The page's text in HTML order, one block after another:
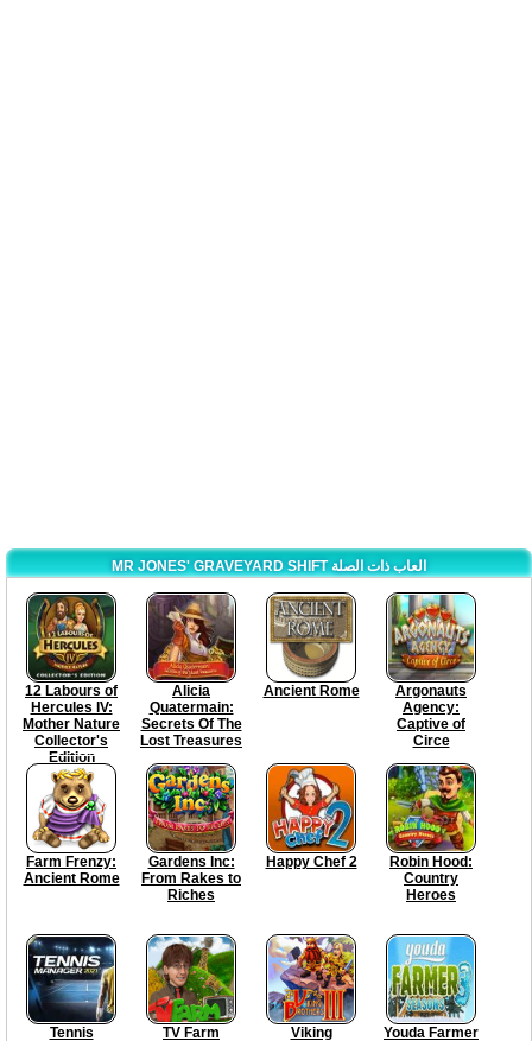
MR JONES' GRAVEYARD SHIFT العاب ذات الصلة
12 Labours of
Hercules IV:
Mother Nature
Collector's
Edition
Alicia
Quatermain:
Secrets Of The
Lost Treasures
Ancient Rome
Argonauts
Agency:
Captive of
Circe
Farm Frenzy:
Ancient Rome
Gardens Inc:
From Rakes to
Riches
Happy Chef 2
Robin Hood:
Country
Heroes
Tennis
TV Farm
Viking
Youda Farmer